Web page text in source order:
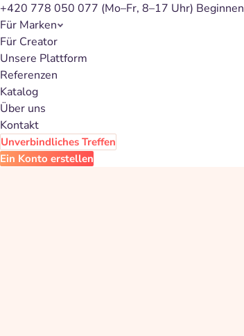
+420 778 050 077 (Mo–Fr, 8–17 Uhr) Beginnen
Für Marken
Für Creator
Unsere Plattform
Referenzen
Katalog
Über uns
Kontakt
Unverbindliches Treffen
Ein Konto erstellen